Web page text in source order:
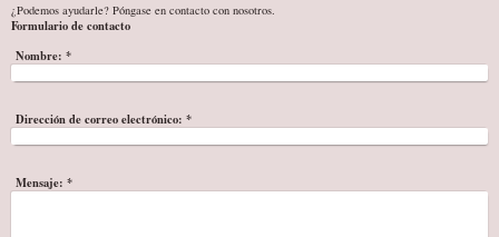
¿Podemos ayudarle? Póngase en contacto con nosotros.
Formulario de contacto
Nombre: *
Dirección de correo electrónico: *
Mensaje: *